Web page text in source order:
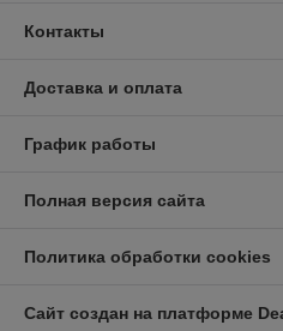
Контакты
Доставка и оплата
График работы
Полная версия сайта
Политика обработки cookies
Сайт создан на платформе